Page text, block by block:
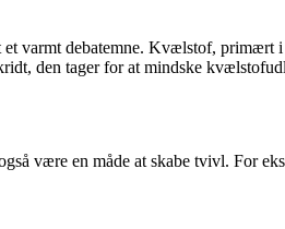
varmt debatemne. Kvælstof,
den tager for at mindske
være en måde at skabe tvivl. For